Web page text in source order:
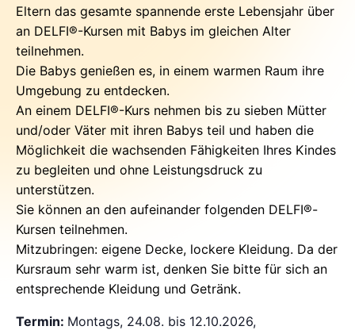
Eltern das gesamte spannende erste Lebensjahr über
an DELFI®-Kursen mit Babys im gleichen Alter
teilnehmen.
Die Babys genießen es, in einem warmen Raum ihre
Umgebung zu entdecken.
An einem DELFI®-Kurs nehmen bis zu sieben Mütter
und/oder Väter mit ihren Babys teil und haben die
Möglichkeit die wachsenden Fähigkeiten Ihres Kindes
zu begleiten und ohne Leistungsdruck zu
unterstützen.
Sie können an den aufeinander folgenden DELFI®-
Kursen teilnehmen.
Mitzubringen: eigene Decke, lockere Kleidung. Da der
Kursraum sehr warm ist, denken Sie bitte für sich an
entsprechende Kleidung und Getränk.
Termin: Montags, 24.08. bis 12.10.2026,